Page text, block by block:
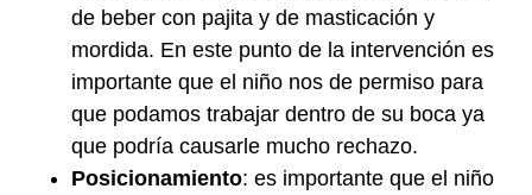
de beber con pajita y de masticación y
mordida. En este punto de la intervención es
importante que el niño nos de permiso para
que podamos trabajar dentro de su boca ya
que podría causarle mucho rechazo.
Posicionamiento: es importante que el niño